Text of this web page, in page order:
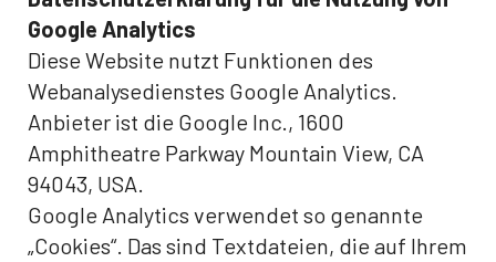
Google Analytics
Diese Website nutzt Funktionen des
Webanalysedienstes Google Analytics.
Anbieter ist die Google Inc., 1600
Amphitheatre Parkway Mountain View, CA
94043, USA.
Google Analytics verwendet so genannte
„Cookies“. Das sind Textdateien, die auf Ihrem